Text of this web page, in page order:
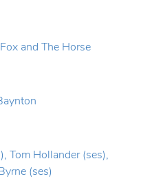
and The Horse
Tom Hollander (ses),
(ses)